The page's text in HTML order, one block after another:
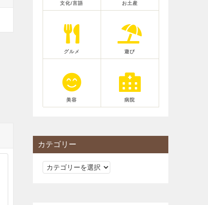
文化/言語 お土産
グルメ 遊び
美容 病院
カテゴリー
カ